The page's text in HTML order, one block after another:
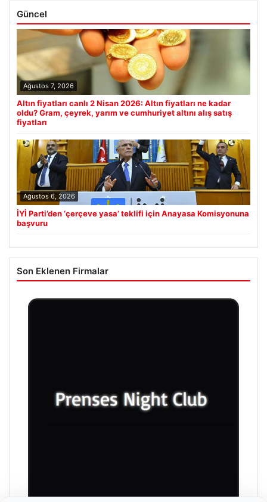
Güncel
Ağustos 7, 2026
Altın fiyatları canlı 2 Nisan 2026: Altın fiyatları ne kadar
oldu? Gram, çeyrek, yarım ve cumhuriyet altını alış satış
fiyatları
Ağustos 6, 2026
İYİ Parti’den ‘çerçeve yasa’ teklifi için Anayasa Komisyonuna
başvuru
Son Eklenen Firmalar